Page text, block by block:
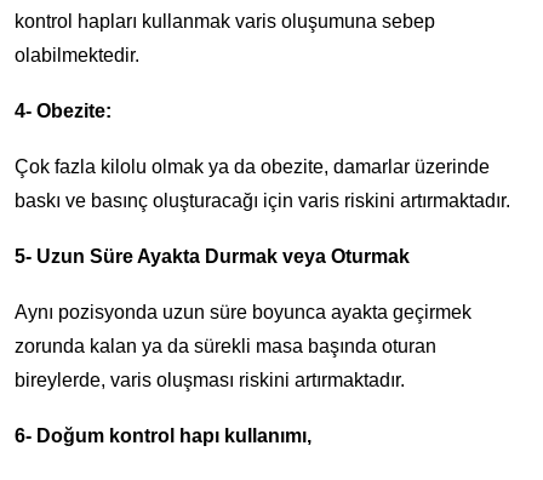
kontrol hapları kullanmak varis oluşumuna sebep
olabilmektedir.
4- Obezite:
Çok fazla kilolu olmak ya da obezite, damarlar üzerinde
baskı ve basınç oluşturacağı için varis riskini artırmaktadır.
5- Uzun Süre Ayakta Durmak veya Oturmak
Aynı pozisyonda uzun süre boyunca ayakta geçirmek
zorunda kalan ya da sürekli masa başında oturan
bireylerde, varis oluşması riskini artırmaktadır.
6- Doğum kontrol hapı kullanımı,